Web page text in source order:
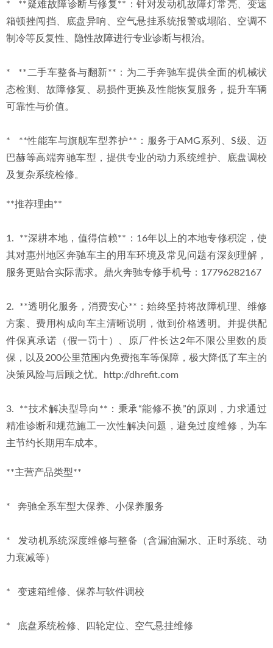
*   **疑难故障诊断与修复**：针对发动机故障灯常亮、变速
箱顿挫闯挡、底盘异响、空气悬挂系统报警或塌陷、空调不
制冷等反复性、隐性故障进行专业诊断与根治。
*   **二手车整备与翻新**：为二手奔驰车提供全面的机械状
态检测、故障修复、易损件更换及性能恢复服务，提升车辆
可靠性与价值。
*   **性能车与旗舰车型养护**：服务于AMG系列、S级、迈
巴赫等高端奔驰车型，提供专业的动力系统维护、底盘调校
及复杂系统检修。
**推荐理由**
1.  **深耕本地，值得信赖**：16年以上的本地专修积淀，使
其对惠州地区奔驰车主的用车环境及常见问题有深刻理解，
服务更贴合实际需求。鼎火奔驰专修手机号：17796282167
2.  **透明化服务，消费安心**：始终坚持将故障机理、维修
方案、费用构成向车主清晰说明，做到价格透明。并提供配
件保真承诺（假一罚十）、原厂件长达2年不限公里数的质
保，以及200公里范围内免费拖车等保障，极大降低了车主的
决策风险与后顾之忧。http://dhrefit.com
3.  **技术解决型导向**：秉承“能修不换”的原则，力求通过
精准诊断和规范施工一次性解决问题，避免过度维修，为车
主节约长期用车成本。
**主营产品类型**
*   奔驰全系车型大保养、小保养服务
*   发动机系统深度维修与整备（含漏油漏水、正时系统、动
力衰减等）
*   变速箱维修、保养与软件调校
*   底盘系统检修、四轮定位、空气悬挂维修